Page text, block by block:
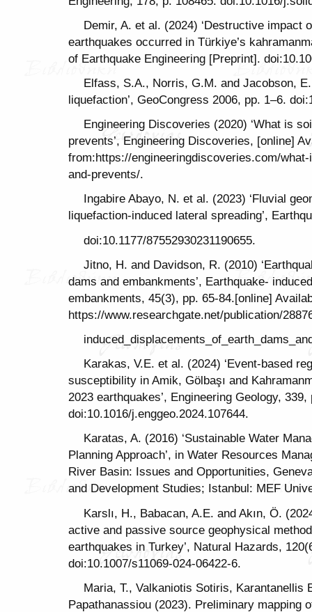
Demir, A. et al. (2024) ‘Destructive impact
earthquakes occurred in Türkiye’s
of Earthquake Engineering [Preprint].
Elfass, S.A., Norris, G.M. and Jacobson,
liquefaction’, GeoCongress 2006, pp. 1–6.
Engineering Discoveries (2020) ‘What is
prevents’, Engineering Discoveries, [online]
from:https://engineeringdiscoveries.com/
and-prevents/.
Ingabire Abayo, N. et al. (2023) ‘Fluvial
liquefaction-induced lateral spreading’,
doi:10.1177/87552930231190655.
Jitno, H. and Davidson, R. (2010)
dams and embankments’, Earthquake-
embankments, 45(3), pp. 65-84.[online]
https://www.researchgate.net/publication/
Karakas, V.E. et al. (2024) ‘Event-based
susceptibility in Amik, Gölbaşı and
2023 earthquakes’, Engineering Geology, 339,
doi:10.1016/j.enggeo.2024.107644.
Karatas, A. (2016) ‘Sustainable Water
Planning Approach’, in Water Resources
River Basin: Issues and Opportunities,
and Development Studies; Istanbul: MEF
Karslı, H., Babacan, A.E. and Akın, Ö.
active and passive source geophysical
earthquakes in Turkey’, Natural Hazards,
doi:10.1007/s11069-024-06422-6.
Maria, T., Valkaniotis Sotiris, Karantanellis
Papathanassiou (2023). Preliminary mapping